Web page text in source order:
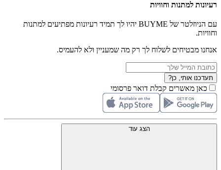
רעיונות למתנות וחוויות
עם הניוזלטר של BUYME יהיו לך תמיד רעיונות מפתיעים למתנות
וחוויות.
אנחנו מבטיחים לשלוח לך רק מה שמעניין ולא להעמיס.
תעדכנו אותי, כן?
כאן מאשרים קבלת דואר פרסומי
הצג עוד